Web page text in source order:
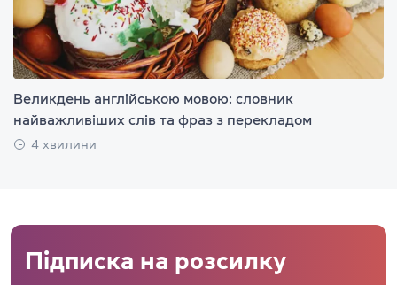
Великдень англійською мовою: словник
найважливіших слів та фраз з перекладом
4 хвилини
Підписка на розсилку